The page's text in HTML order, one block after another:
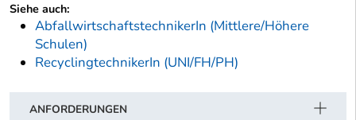
Siehe auch:
AbfallwirtschaftstechnikerIn (Mittlere/Höhere
Schulen)
RecyclingtechnikerIn (UNI/FH/PH)
ANFORDERUNGEN